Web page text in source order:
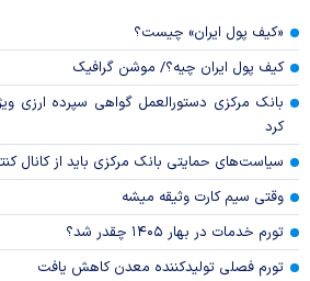
«کیف پول ایران» چیست؟
کیف پول ایران چیه؟/ موشن گرافیک
بانک مرکزی دستورالعمل گواهی سپرده ارزی
کرد
سیاست‌های حمایتی بانک مرکزی باید از کانال
وقتی سیم کارت وثیقه میشه
تورم خدمات در بهار ۱۴۰۵ چقدر شد؟
تورم فصلی تولیدکننده معدن کاهش یافت